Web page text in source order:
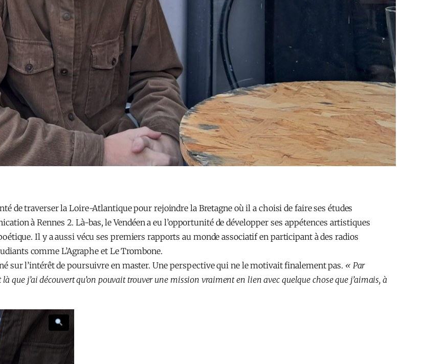
de traverser la Loire-Atlantique pour rejoindre la Bretagne où il a choisi de faire ses études
à Rennes 2. Là-bas, le Vendéen a eu l’opportunité de développer ses appétences artistiques
Il y a aussi vécu ses premiers rapports au monde associatif en participant à des radios
comme L’Agraphe et Le Trombone.
sur l’intérêt de poursuivre en master. Une perspective qui ne le motivait finalement pas. « Par
là que j’ai découvert qu’on pouvait trouver une mission vraiment en lien avec quelque chose que j’aimais, à